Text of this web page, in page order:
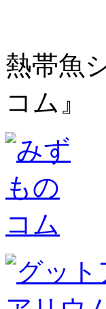
熱帯魚
コム』